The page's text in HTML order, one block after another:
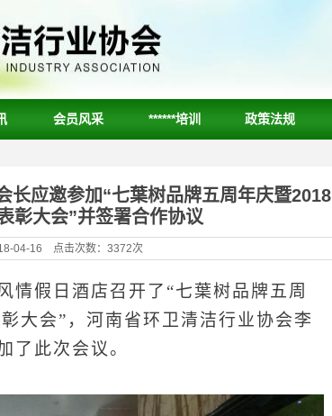
会员风采 ******培训 政策法规
长应邀参加“七葉树品牌五周年庆暨2018
彰大会”并签署合作协议
04-16 点击次数：3372次
情假日酒店召开了“七葉树品牌五周
大会”，河南省环卫清洁行业协会李
了此次会议。